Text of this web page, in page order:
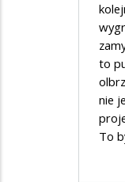
to
nie
To